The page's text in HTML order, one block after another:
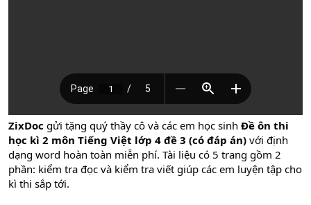
ZixDoc gửi tặng quý thầy cô và các em học sinh Đề ôn thi
học kì 2 môn Tiếng Việt lớp 4 đề 3 (có đáp án) với định
dạng word hoàn toàn miễn phí. Tài liệu có 5 trang gồm 2
phần: kiểm tra đọc và kiểm tra viết giúp các em luyện tập cho
kì thi sắp tới.